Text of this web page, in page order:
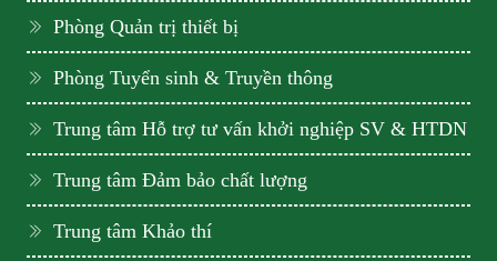
Phòng Quản trị thiết bị
Phòng Tuyển sinh & Truyền thông
Trung tâm Hỗ trợ tư vấn khởi nghiệp SV & HTDN
Trung tâm Đảm bảo chất lượng
Trung tâm Khảo thí